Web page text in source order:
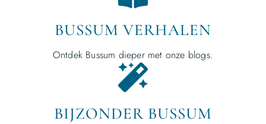
BUSSUM VERHALEN
Ontdek Bussum dieper met onze blogs.
BIJZONDER BUSSUM